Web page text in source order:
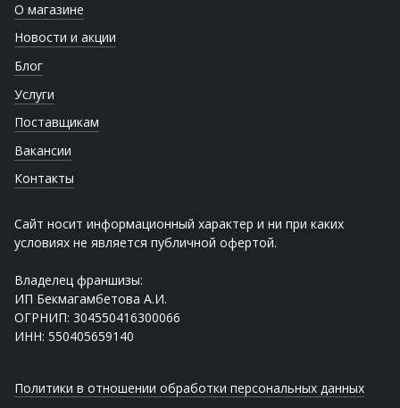
О магазине
Новости и акции
Блог
Услуги
Поставщикам
Вакансии
Контакты
Сайт носит информационный характер и ни при каких
условиях не является публичной офертой.
Владелец франшизы:
ИП Бекмагамбетова А.И.
ОГРНИП: 304550416300066
ИНН: 550405659140
Политики в отношении обработки персональных данных